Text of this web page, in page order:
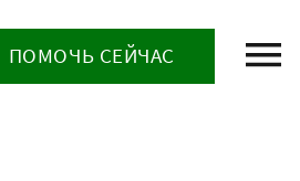
ПОМОЧЬ СЕЙЧАС